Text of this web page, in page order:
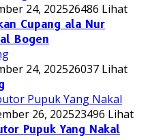
24, 202526486 Lihat
Cupang ala Nur
Bogen
24, 202526037 Lihat
26, 202523496 Lihat
Pupuk Yang Nakal